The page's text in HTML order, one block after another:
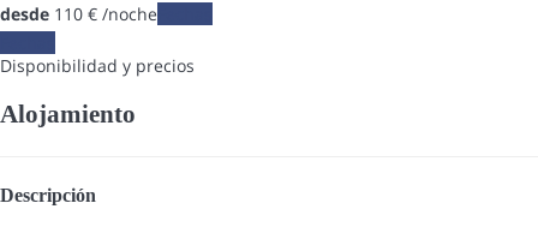
desde 110 € /noche
Disponibilidad y precios
Alojamiento
Descripción